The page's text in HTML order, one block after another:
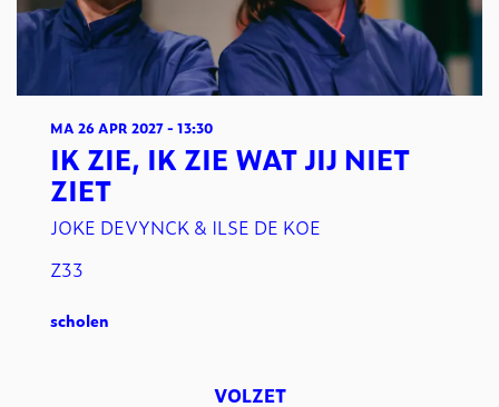
IK ZIE, IK ZIE WAT JIJ NIET
ZIET
JOKE DEVYNCK & ILSE DE KOE
MA 26 APR 2027- 13:30
Z33
scholen
VOLZET